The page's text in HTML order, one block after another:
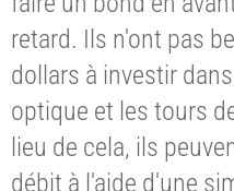
retard. Ils n'ont pas
dollars à investir
optique et les tours
lieu de cela, ils
débit à l'aide d'une